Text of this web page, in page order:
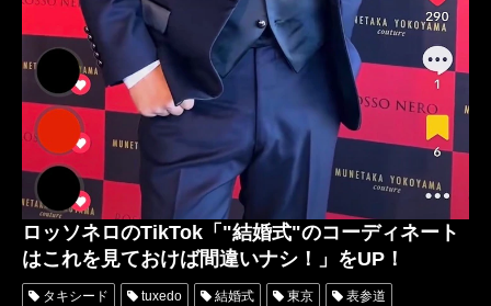
ロッソネロのTikTok「"結婚式"のコーディネート
はこれを見ておけば間違いナシ！」をUP！
タキシード tuxedo 結婚式 東京 表参道